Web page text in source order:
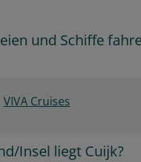
und Schiffe
VIVA Cruises
Insel liegt Cuijk?